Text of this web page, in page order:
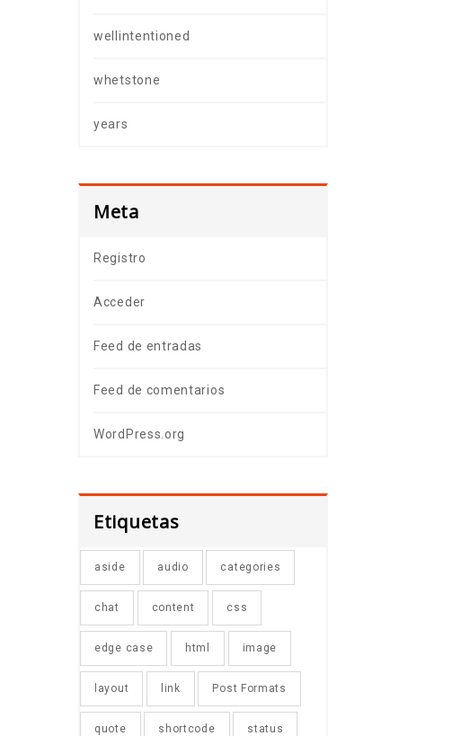
wellintentioned
whetstone
years
Meta
Registro
Acceder
Feed de entradas
Feed de comentarios
WordPress.org
Etiquetas
aside audio categories
chat content css
edge case html image
layout link Post Formats
quote shortcode status